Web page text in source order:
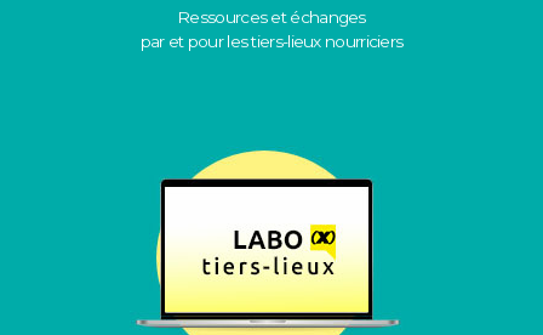
Ressources et échanges
par et pour les tiers-lieux nourriciers